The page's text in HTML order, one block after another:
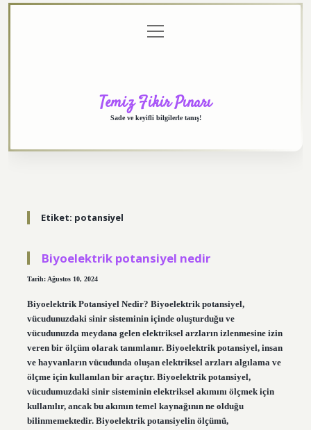
menüyü
aç
Temiz Fikir Pınarı
Sade ve keyifli bilgilerle tanış!
Etiket: potansiyel
Biyoelektrik potansiyel nedir
Tarih: Ağustos 10, 2024
Biyoelektrik Potansiyel Nedir? Biyoelektrik potansiyel,
vücudunuzdaki sinir sisteminin içinde oluşturduğu ve
vücudunuzda meydana gelen elektriksel arzların izlenmesine izin
veren bir ölçüm olarak tanımlanır. Biyoelektrik potansiyel, insan
ve hayvanların vücudunda oluşan elektriksel arzları algılama ve
ölçme için kullanılan bir araçtır. Biyoelektrik potansiyel,
vücudumuzdaki sinir sisteminin elektriksel akımını ölçmek için
kullanılır, ancak bu akımın temel kaynağının ne olduğu
bilinmemektedir. Biyoelektrik potansiyelin ölçümü,